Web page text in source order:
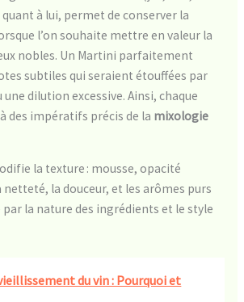
à lui, permet de conserver la
l’on souhaite mettre en valeur la
nobles. Un Martini parfaitement
subtiles qui seraient étouffées par
dilution excessive. Ainsi, chaque
des impératifs précis de la mixologie
la texture : mousse, opacité
netteté, la douceur, et les arômes purs
la nature des ingrédients et le style
du vin : Pourquoi et